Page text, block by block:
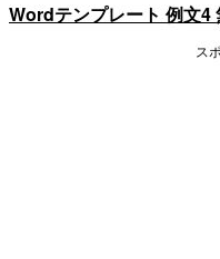
Wordテンプレート 例文4
ス